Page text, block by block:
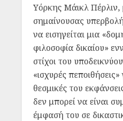
Υόρκης Μάικλ Πέρλιν,
σημαίνουσας
να εισηγείται μια
φιλοσοφία δικαίου»
στίχοι του
«ισχυρές πεποιθήσεις»
θεσμικές του
δεν μπορεί να είναι
έμφασή του σε